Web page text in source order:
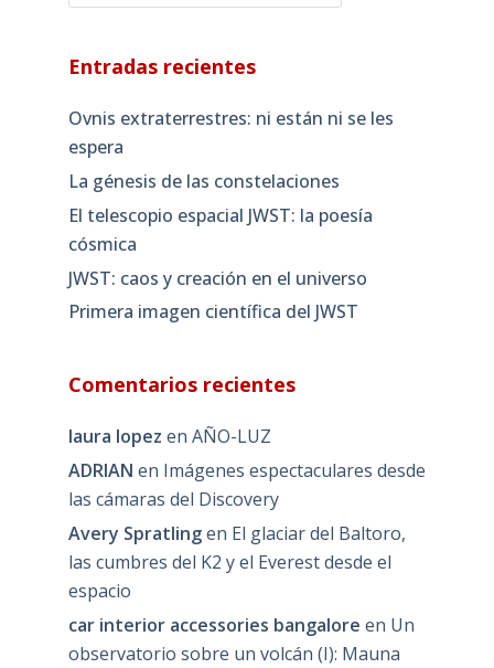
Entradas recientes
Ovnis extraterrestres: ni están ni se les
espera
La génesis de las constelaciones
El telescopio espacial JWST: la poesía
cósmica
JWST: caos y creación en el universo
Primera imagen científica del JWST
Comentarios recientes
laura lopez en AÑO-LUZ
ADRIAN en Imágenes espectaculares desde
las cámaras del Discovery
Avery Spratlingen El glaciar del Baltoro,
las cumbres del K2 y el Everest desde el
espacio
car interior accessories bangalore en Un
observatorio sobre un volcán (I): Mauna